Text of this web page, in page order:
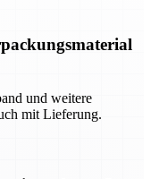
und weitere
mit Lieferung.